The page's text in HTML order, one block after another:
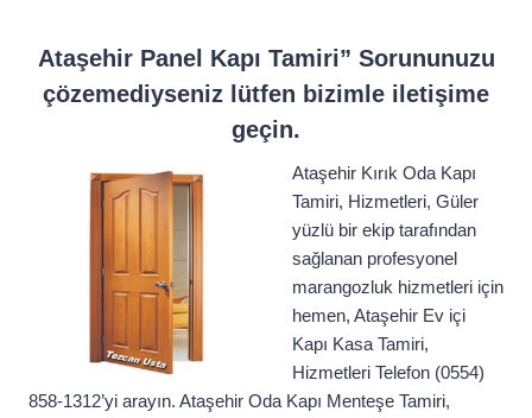
Ataşehir Panel Kapı Tamiri” Sorununuzu
çözemediyseniz lütfen bizimle iletişime
geçin.
Ataşehir Kırık Oda Kapı
Tamiri, Hizmetleri, Güler
yüzlü bir ekip tarafından
sağlanan profesyonel
marangozluk hizmetleri için
hemen, Ataşehir Ev içi
Kapı Kasa Tamiri,
Hizmetleri Telefon (0554)
858-1312’yi arayın. Ataşehir Oda Kapı Menteşe Tamiri,